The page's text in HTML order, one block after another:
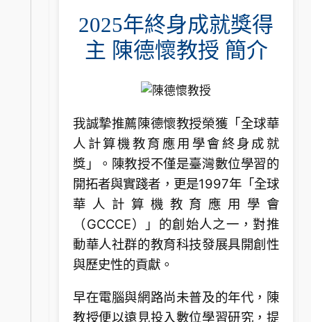
2025年終身成就獎得
主 陳德懷教授 簡介
我誠摯推薦陳德懷教授榮獲「全球華
人計算機教育應用學會終身成就
獎」。陳教授不僅是臺灣數位學習的
開拓者與實踐者，更是1997年「全球
華人計算機教育應用學會
（GCCCE）」的創始人之一，對推
動華人社群的教育科技發展具開創性
與歷史性的貢獻。
早在電腦與網路尚未普及的年代，陳
教授便以遠見投入數位學習研究，提